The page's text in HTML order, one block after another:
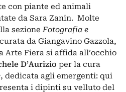
con piante ed animali
da Sara Zanin. Molte
sezioneFotografia e
da Giangavino Gazzola,
Arte Fiera si affida all’occhio
D’Aurizio per la cura
, dedicata agli emergenti: qui
i dipinti su velluto del